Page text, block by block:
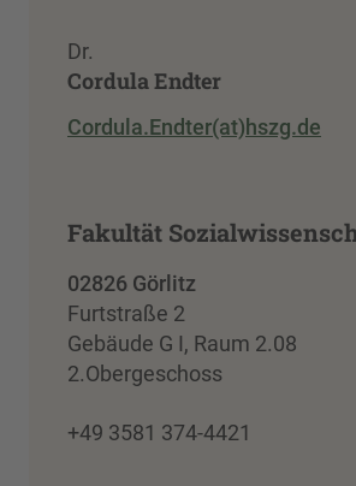
Dr.
Cordula Endter
Cordula.Endter(at)hszg.de
Fakultät
02826 Görlitz
Furtstraße 2
Gebäude G I, Raum 2.08
2.Obergeschoss
+49 3581 374-4421